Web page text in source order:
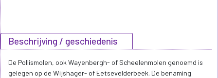
Beschrijving / geschiedenis
De Pollismolen, ook Wayenbergh- of Scheelenmolen genoemd is
gelegen op de Wijshager- of Eetsevelderbeek. De benaming